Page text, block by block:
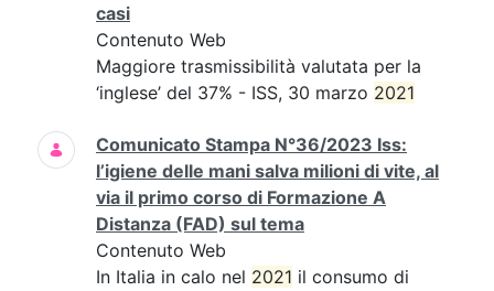
casi
Contenuto Web
Maggiore trasmissibilità valutata per la
‘inglese’ del 37% - ISS, 30 marzo 2021
Comunicato Stampa N°36/2023 Iss:
l’igiene delle mani salva milioni di vite, al
via il primo corso di Formazione A
Distanza (FAD) sul tema
Contenuto Web
In Italia in calo nel 2021 il consumo di